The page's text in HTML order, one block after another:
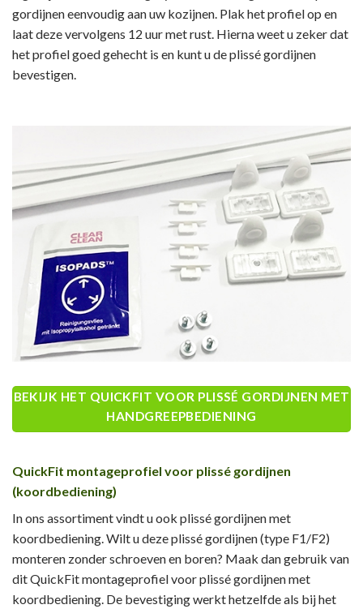
gordijnen eenvoudig aan uw kozijnen. Plak het profiel op en
laat deze vervolgens 12 uur met rust. Hierna weet u zeker dat
het profiel goed gehecht is en kunt u de plissé gordijnen
bevestigen.
BEKIJK HET QUICKFIT VOOR PLISSÉ GORDIJNEN MET
HANDGREEPBEDIENING
QuickFit montageprofiel voor plissé gordijnen
(koordbediening)
In ons assortiment vindt u ook plissé gordijnen met
koordbediening. Wilt u deze plissé gordijnen (type F1/F2)
monteren zonder schroeven en boren? Maak dan gebruik van
dit QuickFit montageprofiel voor plissé gordijnen met
koordbediening. De bevestiging werkt hetzelfde als bij het